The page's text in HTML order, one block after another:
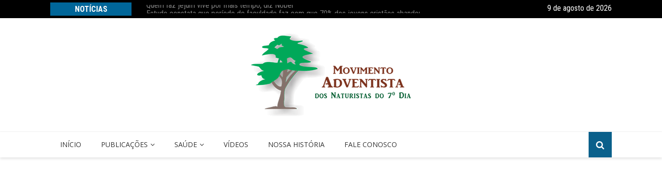
NOTÍCIAS Estudo constata que período de faculdade faz com que 70% dos jovens cristãos abandonem a igrejaReavivamento e Reforma – Um Convite ao Estudo da Parábola das Dez
9 de agosto de 2026
INÍCIO PUBLICAÇÕES SAÚDE VÍDEOS NOSSA HISTÓRIA FALE CONOSCO